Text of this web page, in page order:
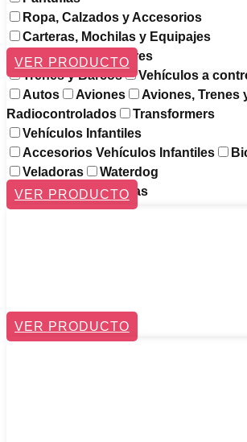
Ropa, Calzados y Accesorios
Carteras, Mochilas y Equipajes
Luncheras Escolares
Trenes y Barcos
Vehículos a
Autos
Aviones Aviones, Trenes
Radiocontrolados
Transformers
Vehículos Infantiles
Accesorios Vehículos Infantiles
Veladoras
Waterdog
Térmicos y Mochilas
VER PRODUCTO
VER PRODUCTO
VER PRODUCTO